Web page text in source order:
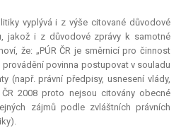
vyplývá i z výše citované důvodové
jakož i z důvodové zprávy k samotné
že: „PÚR ČR je směrnicí pro činnost
provádění povinna postupovat v souladu
(např. právní předpisy, usnesení vlády,
2008 proto nejsou citovány obecné
zájmů podle zvláštních právních